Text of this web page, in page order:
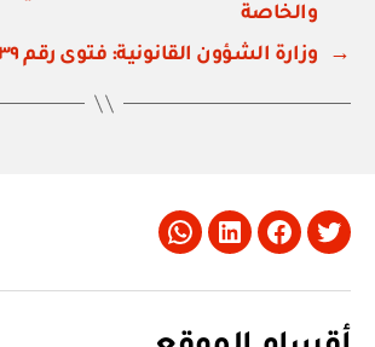
والخاصة
→
وزارة الشؤون القانونية: فتوى رقم ١٧٢٧٠٠٠٢٧٩٣٩
Twitter
Facebook
LinkedIn
Whatsapp